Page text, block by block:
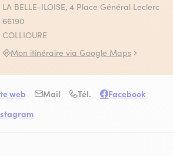
LA BELLE-ILOISE, 4 Place Général Leclerc
66190
COLLIOURE
Mon itinéraire via Google Maps
web Mail Tél.
Facebook